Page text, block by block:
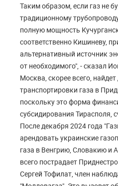
Таким образом, если газ не
традиционному
полную мощность
соответственно Кишиневу,
альтернативный источник
от необходимого", - сказал
Москва, скорее всего,
транспортировки газа в
поскольку это форма
субсидирования Тирасполя,
После декабря 2024 года
арендовать украинские
газа в Венгрию, Словакию и
всего пострадает
Сергей Тофилат, член